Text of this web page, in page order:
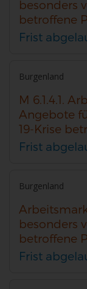
R
F
F
E
N
E
Ö
F
N
E
besonders
betroffene
Frist
Burgenland
M 6.1.4.1.
Angebote
19-Krise
Frist
Burgenland
besonders
betroffene
Frist